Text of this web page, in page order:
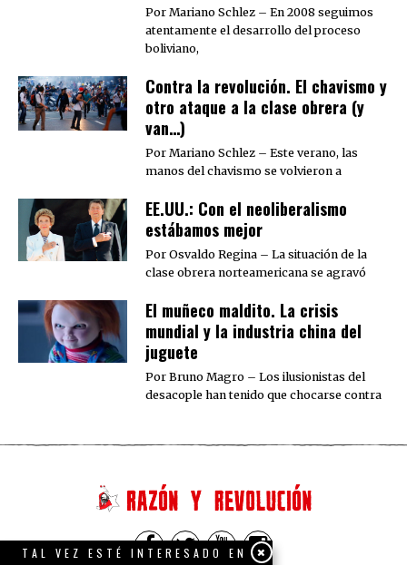
Por Mariano Schlez – En 2008 seguimos
atentamente el desarrollo del proceso
boliviano,
Contra la revolución. El chavismo y
otro ataque a la clase obrera (y
van…)
Por Mariano Schlez – Este verano, las
manos del chavismo se volvieron a
EE.UU.: Con el neoliberalismo
estábamos mejor
Por Osvaldo Regina – La situación de la
clase obrera norteamericana se agravó
El muñeco maldito. La crisis
mundial y la industria china del
juguete
Por Bruno Magro – Los ilusionistas del
desacople han tenido que chocarse contra
TAL VEZ ESTÉ INTERESADO EN